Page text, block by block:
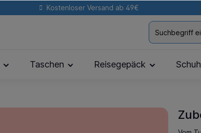
Kostenloser Versand ab 49€
Taschen Reisegepäck